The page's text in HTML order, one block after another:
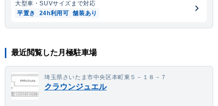
大型車・SUVサイズまで対応
平置き
24h利用可 舗装あり
最近閲覧した月極駐車場
埼玉県さいたま市中央区本町東５－１８－７
クラウンジュエル